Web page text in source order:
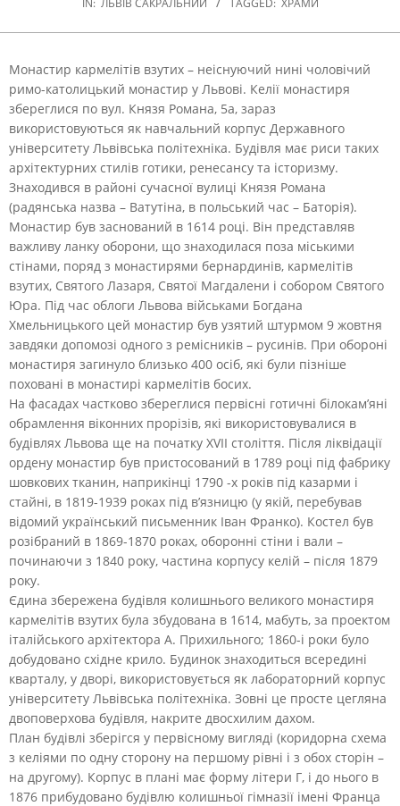
IN: ЛЬВІВ САКРАЛЬНИЙ TAGGED: ХРАМИ
Монастир кармелітів взутих – неіснуючий нині чоловічий
римо-католицький монастир у Львові. Келії монастиря
збереглися по вул. Князя Романа, 5а, зараз
використовуються як навчальний корпус Державного
університету Львівська політехніка. Будівля має риси таких
архітектурних стилів готики, ренесансу та історизму.
Знаходився в районі сучасної вулиці Князя Романа
(радянська назва – Ватутіна, в польський час – Баторія).
Монастир був заснований в 1614 році. Він представляв
важливу ланку оборони, що знаходилася поза міськими
стінами, поряд з монастирями бернардинів, кармелітів
взутих, Святого Лазаря, Святої Магдалени і собором Святого
Юра. Під час облоги Львова військами Богдана
Хмельницького цей монастир був узятий штурмом 9 жовтня
завдяки допомозі одного з ремісників – русинів. При обороні
монастиря загинуло близько 400 осіб, які були пізніше
поховані в монастирі кармелітів босих.
На фасадах частково збереглися первісні готичні білокам’яні
обрамлення віконних прорізів, які використовувалися в
будівлях Львова ще на початку XVII століття. Після ліквідації
ордену монастир був пристосований в 1789 році під фабрику
шовкових тканин, наприкінці 1790 -х років під казарми і
стайні, в 1819-1939 роках під в’язницю (у якій, перебував
відомий український письменник Іван Франко). Костел був
розібраний в 1869-1870 роках, оборонні стіни і вали –
починаючи з 1840 року, частина корпусу келій – після 1879
року.
Єдина збережена будівля колишнього великого монастиря
кармелітів взутих була збудована в 1614, мабуть, за проектом
італійського архітектора А. Прихильного; 1860-і роки було
добудовано східне крило. Будинок знаходиться всередині
кварталу, у дворі, використовується як лабораторний корпус
університету Львівська політехніка. Зовні це просте цегляна
двоповерхова будівля, накрите двосхилим дахом.
План будівлі зберігся у первісному вигляді (коридорна схема
з келіями по одну сторону на першому рівні і з обох сторін –
на другому). Корпус в плані має форму літери Г, і до нього в
1876 прибудовано будівлю колишньої гімназії імені Франца